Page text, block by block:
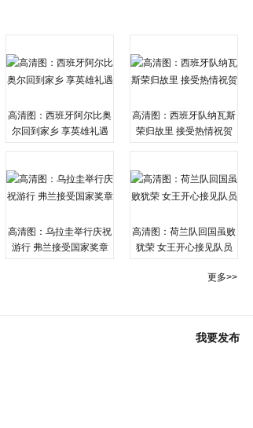
高清图：西班牙阿尔比奥
尔回到家乡 享英雄礼遇
高清图：西班牙队纳瓦斯
荣归故里 接受热情祝贺
高清图：乌拉圭举行庆祝
游行 弗兰接受国家奖章
高清图：荷兰队回国虽败
犹荣 女王开心接见队员
更多>>
我要发布